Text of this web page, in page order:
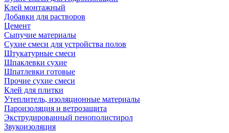
Клей монтажный
Добавки для растворов
Цемент
Сыпучие материалы
Сухие смеси для устройства полов
Штукатурные смеси
Шпаклевки сухие
Шпатлевки готовые
Прочие сухие смеси
Клей для плитки
Утеплитель, изоляционные материалы
Пароизоляция и ветрозащита
Экструдированный пенополистирол
Звукоизоляция